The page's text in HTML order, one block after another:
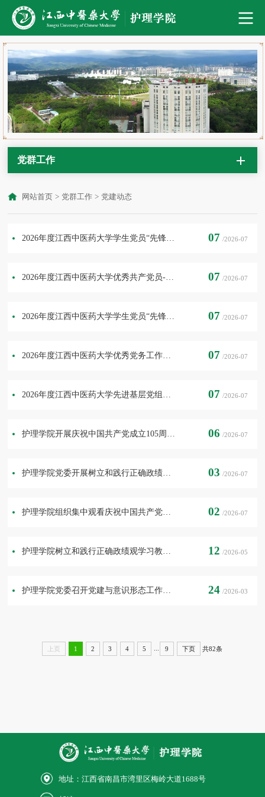
党群工作
网站首页 > 党群工作 > 党建动态
07 /2026-07
07 /2026-07
07 /2026-07
07 /2026-07
07 /2026-07
06 /2026-07
03 /2026-07
02 /2026-07
12 /2026-05
24 /2026-03
上页 1 2 3 4 5 9 下页 共82条
地址：江西省南昌市湾里区梅岭大道1688号